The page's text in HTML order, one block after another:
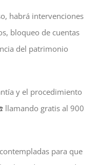
habrá intervenciones
bloqueo de cuentas
del patrimonio
y el procedimiento
llamando gratis al 900
para que